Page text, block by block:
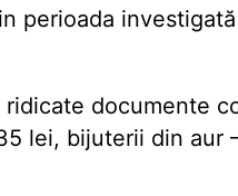
perioada
documente
lei, bijuterii din